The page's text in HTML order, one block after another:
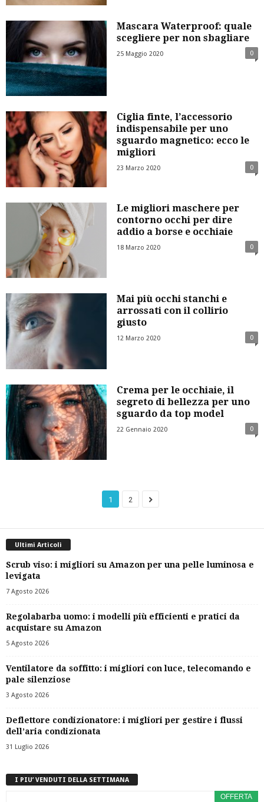
Mascara Waterproof: quale
scegliere per non sbagliare
25 Maggio 2020 0
Ciglia finte, l’accessorio
indispensabile per uno
sguardo magnetico: ecco le
migliori
23 Marzo 2020 0
Le migliori maschere per
contorno occhi per dire
addio a borse e occhiaie
18 Marzo 2020 0
Mai più occhi stanchi e
arrossati con il collirio
giusto
12 Marzo 2020 0
Crema per le occhiaie, il
segreto di bellezza per uno
sguardo da top model
22 Gennaio 2020 0
1 2
Ultimi Articoli
Scrub viso: i migliori su Amazon per una pelle luminosa e
levigata
7 Agosto 2026
Regolabarba uomo: i modelli più efficienti e pratici da
acquistare su Amazon
5 Agosto 2026
Ventilatore da soffitto: i migliori con luce, telecomando e
pale silenziose
3 Agosto 2026
Deflettore condizionatore: i migliori per gestire i flussi
dell’aria condizionata
31 Luglio 2026
I PIU’ VENDUTI DELLA SETTIMANA
OFFERTA